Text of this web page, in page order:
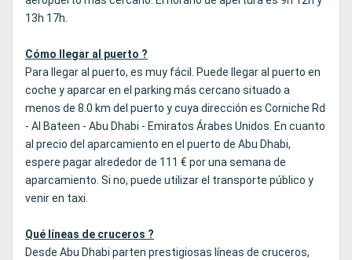
13h 17h.
Cómo llegar al puerto ?
Para llegar al puerto, es muy fácil. Puede llegar al puerto en
coche y aparcar en el parking más cercano situado a
menos de 8.0 km del puerto y cuya dirección es Corniche Rd
- Al Bateen - Abu Dhabi - Emiratos Árabes Unidos. En cuanto
al precio del aparcamiento en el puerto de Abu Dhabi,
espere pagar alrededor de 111 € por una semana de
aparcamiento. Si no, puede utilizar el transporte público y
venir en taxi.
Qué líneas de cruceros ?
Desde Abu Dhabi parten prestigiosas líneas de cruceros,